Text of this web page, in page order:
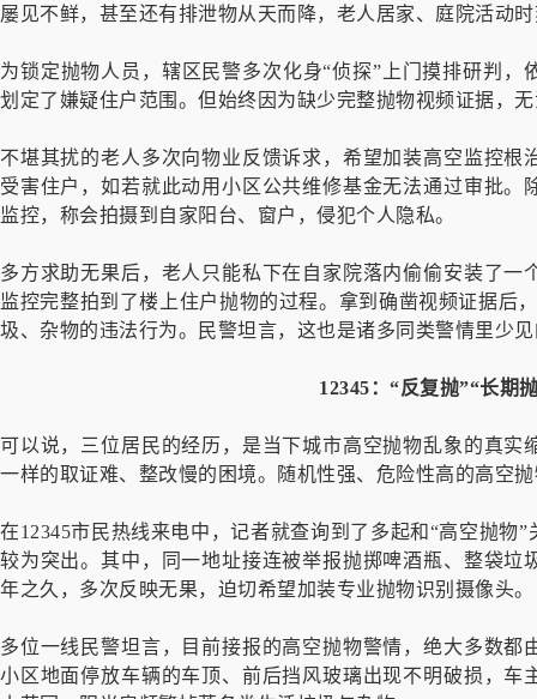
屡见不鲜，甚至还有排泄物从天而降，老人居家、庭院活动
为锁定抛物人员，辖区民警多次化身“侦探”上门摸排研判
划定了嫌疑住户范围。但始终因为缺少完整抛物视频证据，
不堪其扰的老人多次向物业反馈诉求，希望加装高空监控
受害住户，如若就此动用小区公共维修基金无法通过审批
监控，称会拍摄到自家阳台、窗户，侵犯个人隐私。
多方求助无果后，老人只能私下在自家院落内偷偷安装了
监控完整拍到了楼上住户抛物的过程。拿到确凿视频证据后
圾、杂物的违法行为。民警坦言，这也是诸多同类警情里少
12345：“反复抛”“长期
可以说，三位居民的经历，是当下城市高空抛物乱象的真
一样的取证难、整改慢的困境。随机性强、危险性高的高空
在12345市民热线来电中，记者就查询到了多起和“高空抛物
较为突出。其中，同一地址接连被举报抛掷啤酒瓶、整袋
年之久，多次反映无果，迫切希望加装专业抛物识别摄像头。
多位一线民警坦言，目前接报的高空抛物警情，绝大多数
小区地面停放车辆的车顶、前后挡风玻璃出现不明破损，